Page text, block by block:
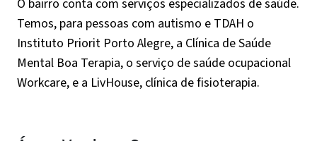
O bairro conta com serviços especializados de saúde.
Temos, para pessoas com autismo e TDAH o
Instituto Priorit Porto Alegre, a Clínica de Saúde
Mental Boa Terapia, o serviço de saúde ocupacional
Workcare, e a LivHouse, clínica de fisioterapia.